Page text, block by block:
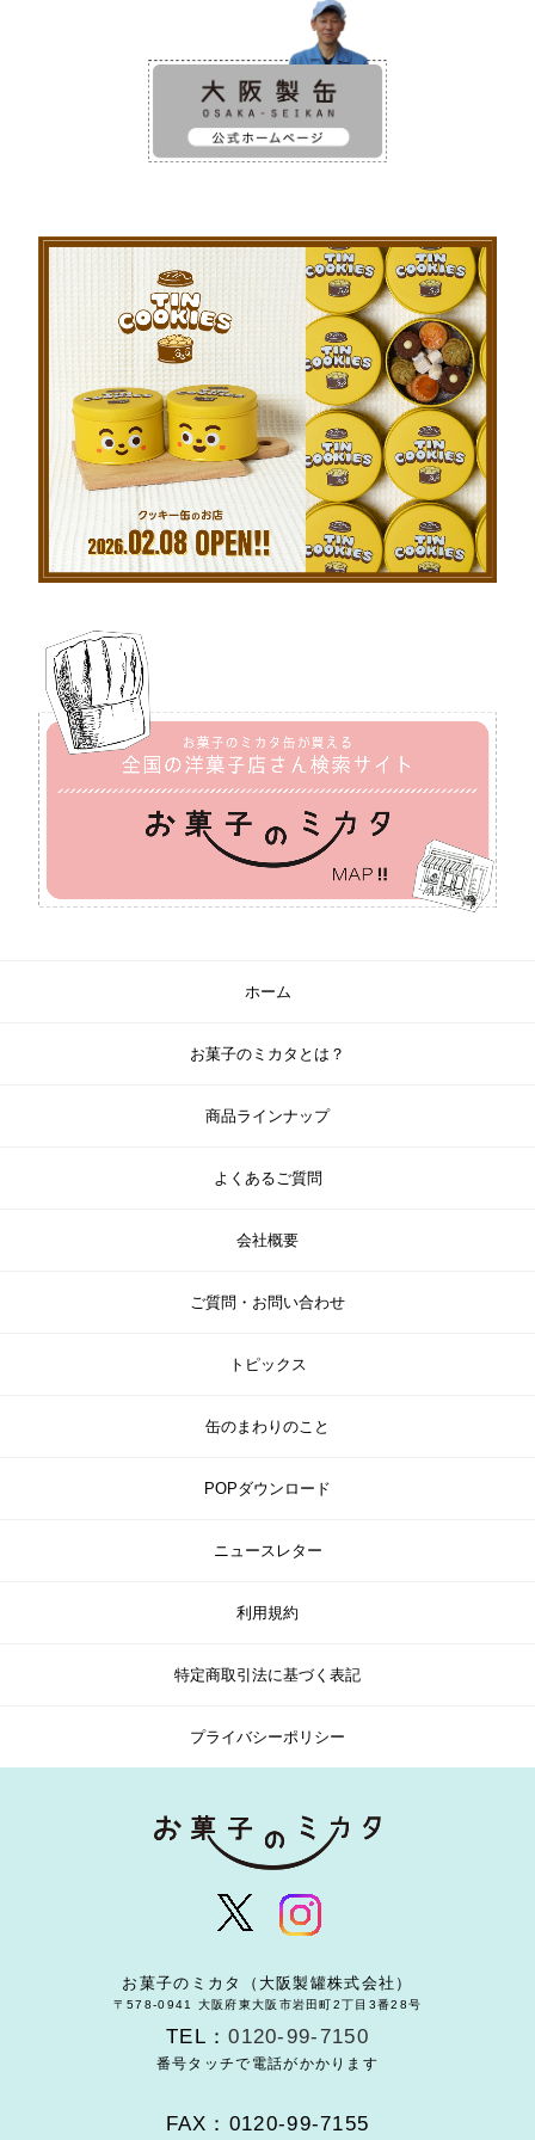
ホーム
お菓子のミカタとは？
商品ラインナップ
よくあるご質問
会社概要
ご質問・お問い合わせ
トピックス
缶のまわりのこと
POPダウンロード
ニュースレター
利用規約
特定商取引法に基づく表記
プライバシーポリシー
お菓子のミカタ（大阪製罐株式会社）
〒578-0941 大阪府東大阪市岩田町2丁目3番28号
TEL：0120-99-7150
番号タッチで電話がかかります
FAX：0120-99-7155